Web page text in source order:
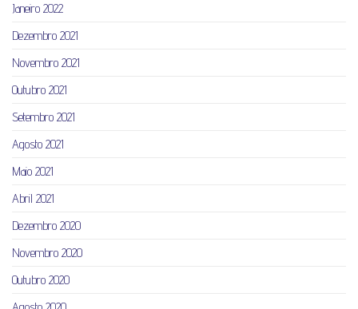
Janeiro 2022
Dezembro 2021
Novembro 2021
Outubro 2021
Setembro 2021
Agosto 2021
Maio 2021
Abril 2021
Dezembro 2020
Novembro 2020
Outubro 2020